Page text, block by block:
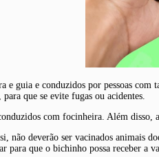
e guia e conduzidos por pessoas
que se evite fugas ou acidentes.
com focinheira. Além disso,
não deverão ser vacinados animais
para que o bichinho possa receber a